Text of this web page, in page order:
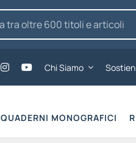
Chi Siamo
QUADERNI MONOGRAFICI